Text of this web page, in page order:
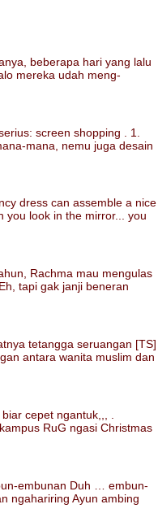
beberapa hari yang lalu
mereka udah meng-
screen shopping . 1.
mana, nemu juga desain
dress can assemble a nice
you look in the mirror... you
Rachma mau mengulas
tapi gak janji beneran
tetangga seruangan [TS]
antara wanita muslim dan
cepet ngantuk,,, .
RuG ngasi Christmas
embunan Duh … embun-
ngahariring Ayun ambing